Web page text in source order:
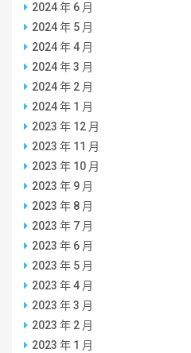
2024 年 6 月
2024 年 5 月
2024 年 4 月
2024 年 3 月
2024 年 2 月
2024 年 1 月
2023 年 12 月
2023 年 11 月
2023 年 10 月
2023 年 9 月
2023 年 8 月
2023 年 7 月
2023 年 6 月
2023 年 5 月
2023 年 4 月
2023 年 3 月
2023 年 2 月
2023 年 1 月